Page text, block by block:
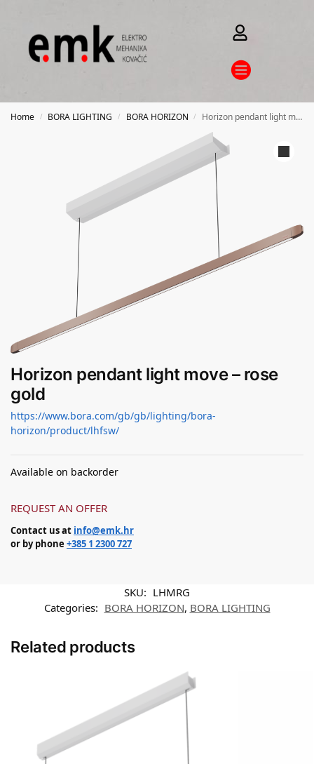
Home / BORA LIGHTING / BORA HORIZON / Horizon pendant light move – rose gold
Horizon pendant light move – rose
gold
https://www.bora.com/gb/gb/lighting/bora-
horizon/product/lhfsw/
Available on backorder
REQUEST AN OFFER
Contact us at info@emk.hr
or by phone +385 1 2300 727
SKU: LHMRG
Categories: BORA HORIZON, BORA LIGHTING
Related products